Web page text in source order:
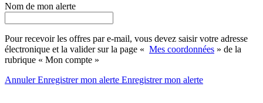
Nom de mon alerte
Pour recevoir les offres par e-mail, vous devez saisir votre adresse
électronique et la valider sur la page « Mes coordonnées » de la
rubrique « Mon compte »
AnnulerEnregistrer mon alerte Enregistrermon alerte